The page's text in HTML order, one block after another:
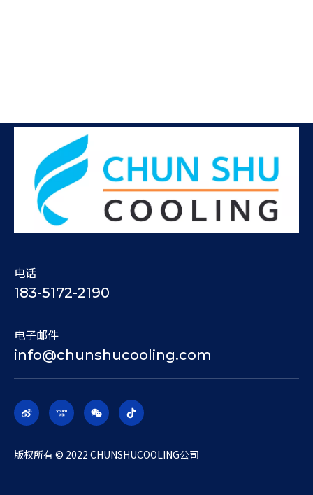
电话
183-5172-2190
电子邮件
info@chunshucooling.com
​版权所有 © 2022 CHUNSHUCOOLING公司